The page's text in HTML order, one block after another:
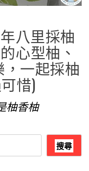
八里採柚
心型柚、
一起採柚
惜)
柚香柚
搜尋